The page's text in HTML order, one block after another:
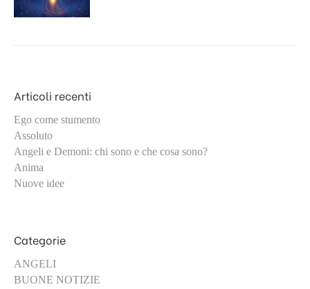
Articoli recenti
Ego come stumento
Assoluto
Angeli e Demoni: chi sono e che cosa sono?
Anima
Nuove idee
Categorie
ANGELI
BUONE NOTIZIE